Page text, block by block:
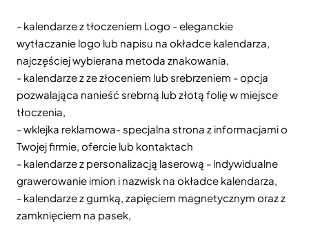
- kalendarze z tłoczeniem Logo - eleganckie
wytłaczanie logo lub napisu na okładce kalendarza,
najczęściej wybierana metoda znakowania,
- kalendarze z ze złoceniem lub srebrzeniem - opcja
pozwalająca nanieść srebrną lub złotą folię w miejsce
tłoczenia,
- wklejka reklamowa- specjalna strona z informacjami o
Twojej firmie, ofercie lub kontaktach
- kalendarze z personalizacją laserową - indywidualne
grawerowanie imion i nazwisk na okładce kalendarza,
- kalendarze z gumką, zapięciem magnetycznym oraz z
zamknięciem na pasek,